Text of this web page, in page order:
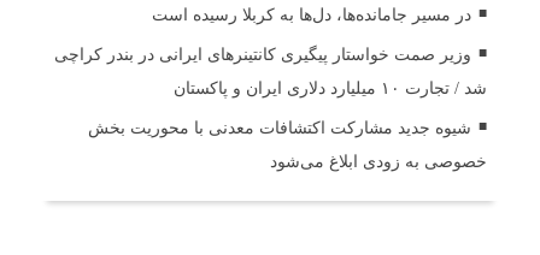
در مسیر جا‌مانده‌ها، دل‌ها به کربلا رسیده است
وزیر صمت خواستار پیگیری کانتینرهای ایرانی در بندر کراچی
شد / تجارت ۱۰ میلیارد دلاری ایران و پاکستان
شیوه جدید مشارکت اکتشافات معدنی با محوریت بخش
خصوصی به زودی ابلاغ می‌شود